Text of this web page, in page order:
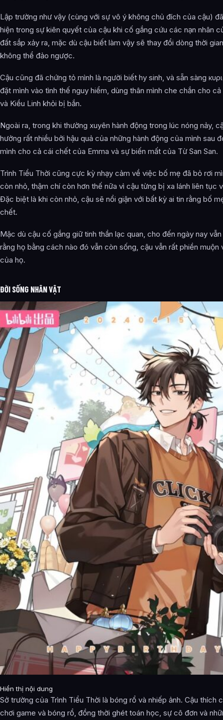
Lập trường như vậy (cùng với sự vô ý không chủ đích của cậu)
hiện trong sự kiên quyết của cậu khi cố gắng cứu các nạn nhân
đất sắp xảy ra, mặc dù cậu biết làm vậy sẽ thay đổi dòng thời
không thể đảo ngược.
Cậu cũng đã chứng tỏ mình là người biết hy sinh, và sẵn sàng
đặt mình vào tình thế nguy hiểm, dùng thân mình che chắn cho cả
và Kiều Linh khỏi bị bắn.
Ngoài ra, trong khi thường xuyên hành động trong lúc nóng nảy,
hưởng rất nhiều bởi hậu quả của những hành động của mình sau
mình cho cả cái chết của Emma và sự biến mất của Từ San San.
Trình Tiểu Thời cũng cực kỳ nhạy cảm về việc bố mẹ đã bỏ rơi
còn nhỏ, thậm chí còn hơn thế nữa vì cậu từng bị xa lánh liên tục
Đặc biệt là khi còn nhỏ, cậu sẽ nổi giận với bất kỳ ai tin rằng bố
chết.
Mặc dù cậu cố gắng giữ tinh thần lạc quan, cho đến ngày nay
rằng họ bằng cách nào đó vẫn còn sống, cậu vẫn rất phiền muộn
của họ.
ĐỜI SỐNG NHÂN VẬT
Hiển thị nội dung
Sở trường của Trình Tiểu Thời là bóng rổ và nhiếp ảnh. Cậu thích
chơi game và bóng rổ, đồng thời ghét toán học, sự cô đơn và